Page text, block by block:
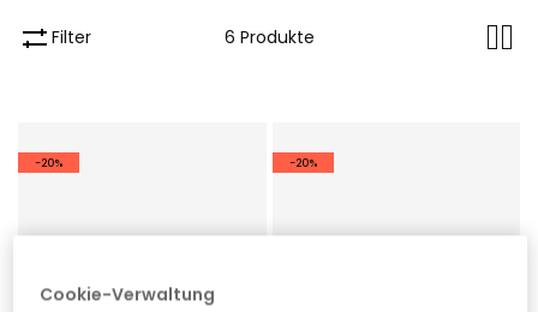
Filter 6 Produkte
-20% -20%
Cookie-Verwaltung